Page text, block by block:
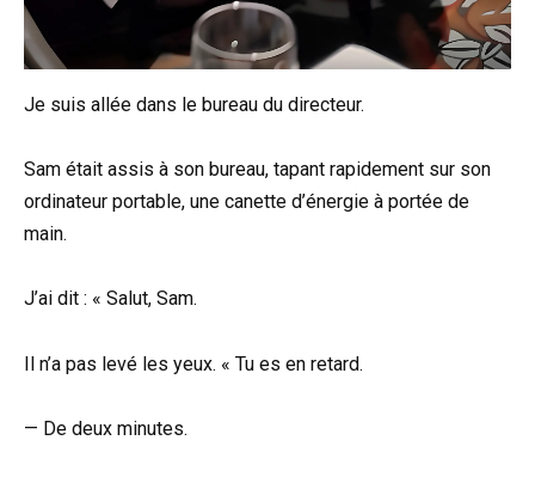
Je suis allée dans le bureau du directeur.
Sam était assis à son bureau, tapant rapidement sur son
ordinateur portable, une canette d’énergie à portée de
main.
J’ai dit : « Salut, Sam.
Il n’a pas levé les yeux. « Tu es en retard.
— De deux minutes.